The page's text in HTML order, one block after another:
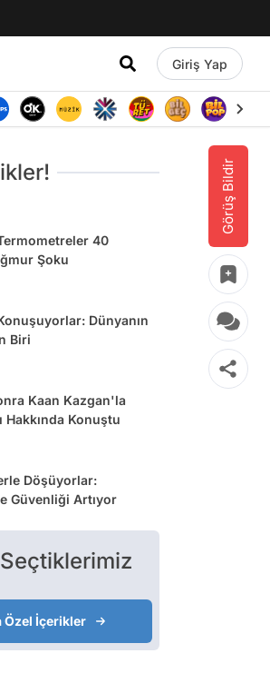
Giriş Yap
Görüş Bildir
40
Şoku
Dünyanın
Biri
Kaan Kazgan'la
Hakkında Konuştu
Döşüyorlar:
Güvenliği Artıyor
Özel İçerikler